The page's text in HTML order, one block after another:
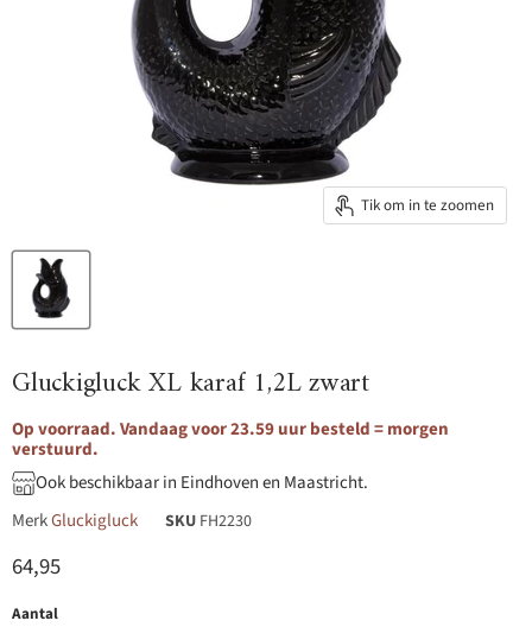
Tik om in te zoomen
Gluckigluck XL karaf 1,2L zwart
Op voorraad. Vandaag voor 23.59 uur besteld = morgen
verstuurd.
Ook beschikbaar in Eindhoven en Maastricht.
MerkGluckigluck SKU FH2230
Huidige prijs
64,95
Aantal